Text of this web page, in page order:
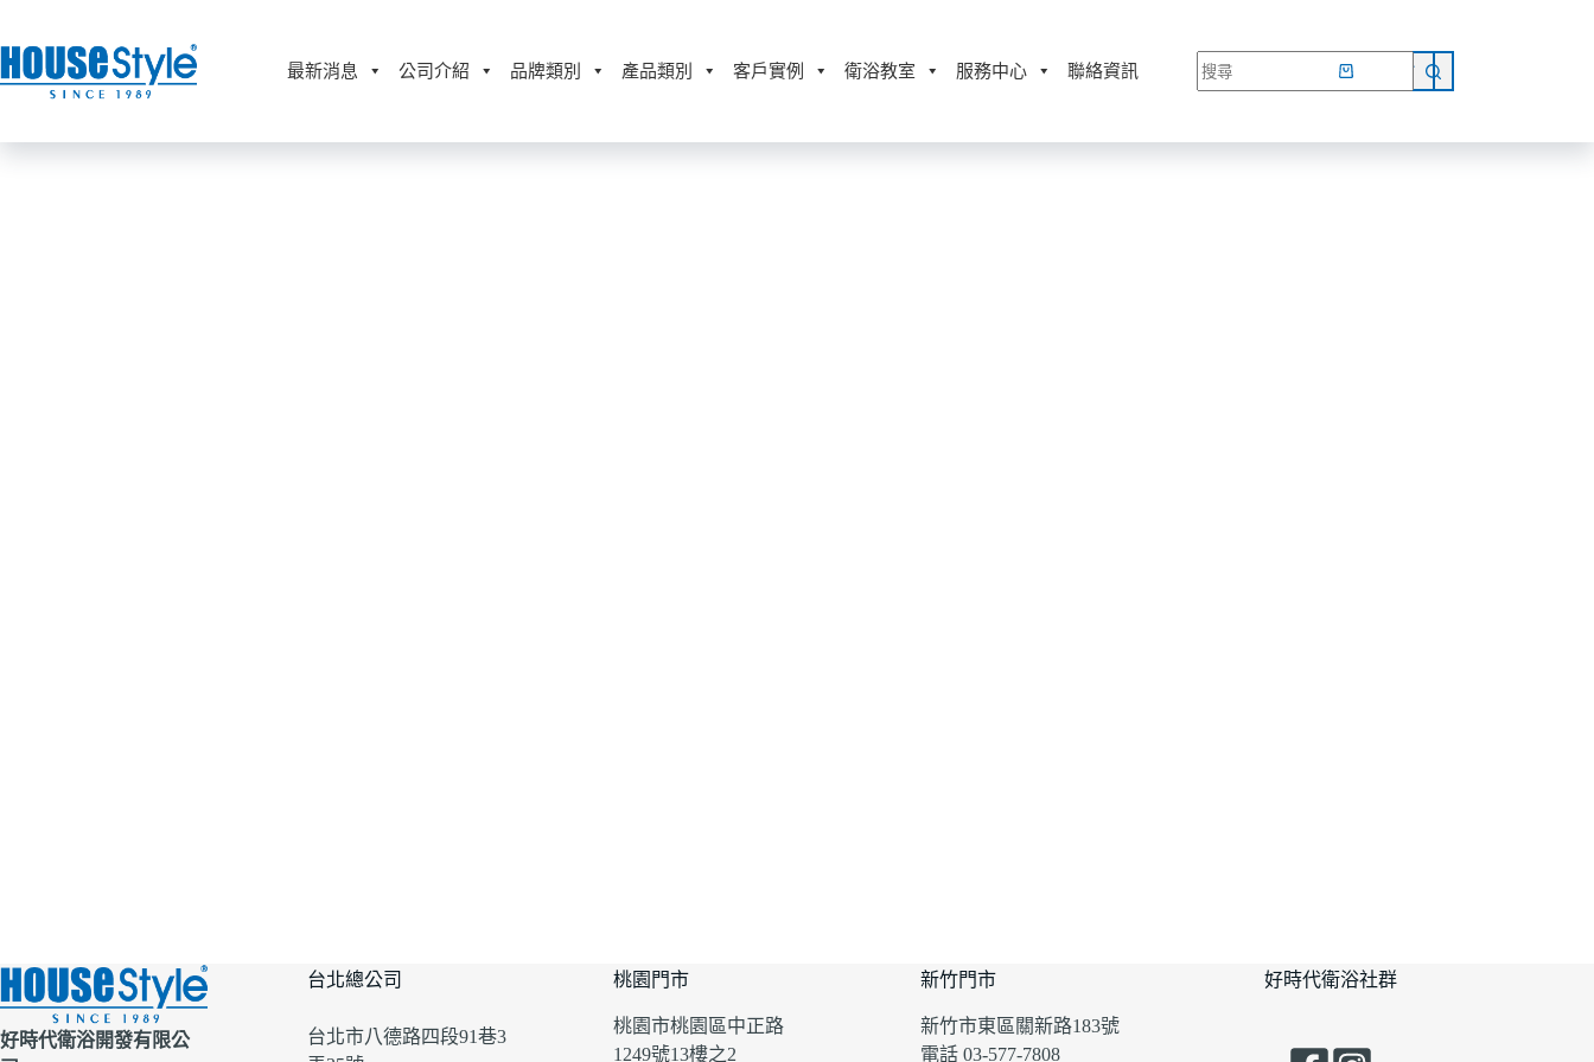
至
主
最新消息 公司介紹 品牌類別 產品類別 客戶實例 衛浴教室 服務中心 聯絡資訊 網路商店
好時代衛浴開發有限公
台北總公司
台北市八德路四段91巷3
桃園門市
桃園市桃園區中正路
1249號13樓之2
新竹門市
新竹市東區關新路183號
電話 03-577-7808
好時代衛浴社群